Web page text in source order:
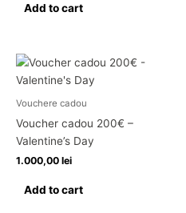
Add to cart
Vouchere cadou
Voucher cadou 200€ –
Valentine’s Day
1.000,00 lei
Add to cart